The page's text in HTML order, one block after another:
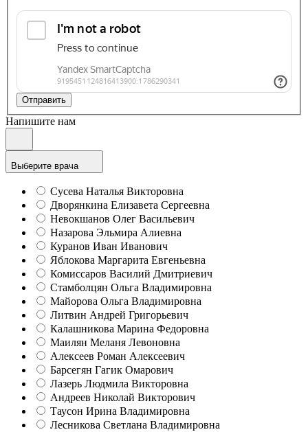
Отправить
Напишите нам
Выберите врача
Сусева Наталья Викторовна
Дворянкина Елизавета Сергеевна
Невокшанов Олег Васильевич
Назарова Эльмира Алиевна
Куранов Иван Иванович
Яблокова Маргарита Евгеньевна
Комиссаров Василий Дмитриевич
Стамболцян Ольга Владимировна
Майорова Ольга Владимировна
Литвин Андрей Григорьевич
Калашникова Марина Федоровна
Маилян Меланя Левоновна
Алексеев Роман Алексеевич
Барсегян Гагик Омарович
Лазерь Людмила Викторовна
Андреев Николай Викторович
Таусон Ирина Владимировна
Лесникова Светлана Владимировна